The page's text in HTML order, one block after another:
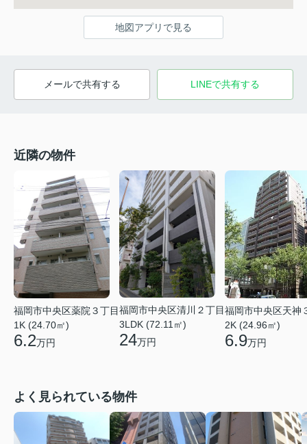
地図アプリで見る
メールで共有する LINEで共有する
近隣の物件
福岡市中央区薬院３丁目
1K (24.70㎡)
6.2万円
福岡市中央区清川２丁目
3LDK (72.11㎡)
24万円
福岡市中央区天神
2K (24.96㎡)
6.9万円
よく見られている物件